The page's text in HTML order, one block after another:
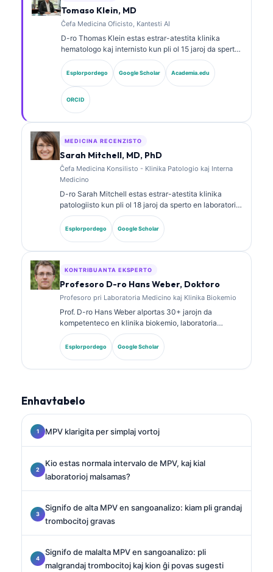
Tomaso Klein, MD
Ĉefa Medicina Oficisto, Kantesti AI
D-ro Thomas Klein estas estrar-atestita klinika
hematologo kaj internisto kun pli ol 15 jaroj da sperto
en laboratoria medicino kaj AI-helpita klinika analizo.
Kiel Ĉefa Medicina Oficiro ĉe Kantesti AI, li provizas
klinikan superrigardon pri la medicina precizeco de la
proprieta neŭrala reto. D-ro Klein publikigis vaste pri
interpretado de biomarkiloj kaj laboratoria
diagnozado pri temoj de laboratoria medicino.
Esplorpordego Google Scholar Academia.edu
ORCID
MEDICINA RECENZISTO
Sarah Mitchell, MD, PhD
Ĉefa Medicina Konsilisto - Klinika Patologio kaj Interna
Medicino
D-ro Sarah Mitchell estas estrar-atestita klinika
patologiisto kun pli ol 18 jaroj da sperto en laboratoria
medicino kaj diagnoza analizo. Ŝi havas specialajn
atestojn en klinika kemio kaj publikigis amplekse pri
biomarkilaj paneloj kaj laboratoria analizo en klinika
Esplorpordego Google Scholar
KONTRIBUANTA EKSPERTO
Profesoro D-ro Hans Weber, Doktoro
Profesoro pri Laboratoria Medicino kaj Klinika Biokemio
Prof. D-ro Hans Weber alportas 30+ jarojn da
kompetenteco en klinika biokemio, laboratoria
medicino kaj biomarkila esplorado. Iama Prezidanto
de la Germana Societo por Klinika Kemio, li
specialiĝas pri analizo de diagnozaj paneloj,
Esplorpordego Google Scholar
Enhavtabelo
MPV klarigita per simplaj vortoj
Kio estas normala intervalo de MPV, kaj kial
laboratorioj malsamas?
Signifo de alta MPV en sangoanalizo: kiam pli grandaj
trombocitoj gravas
Signifo de malalta MPV en sangoanalizo: pli
malgrandaj trombocitoj kaj kion ĝi povas sugesti